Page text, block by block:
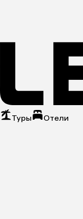
Туры Отели